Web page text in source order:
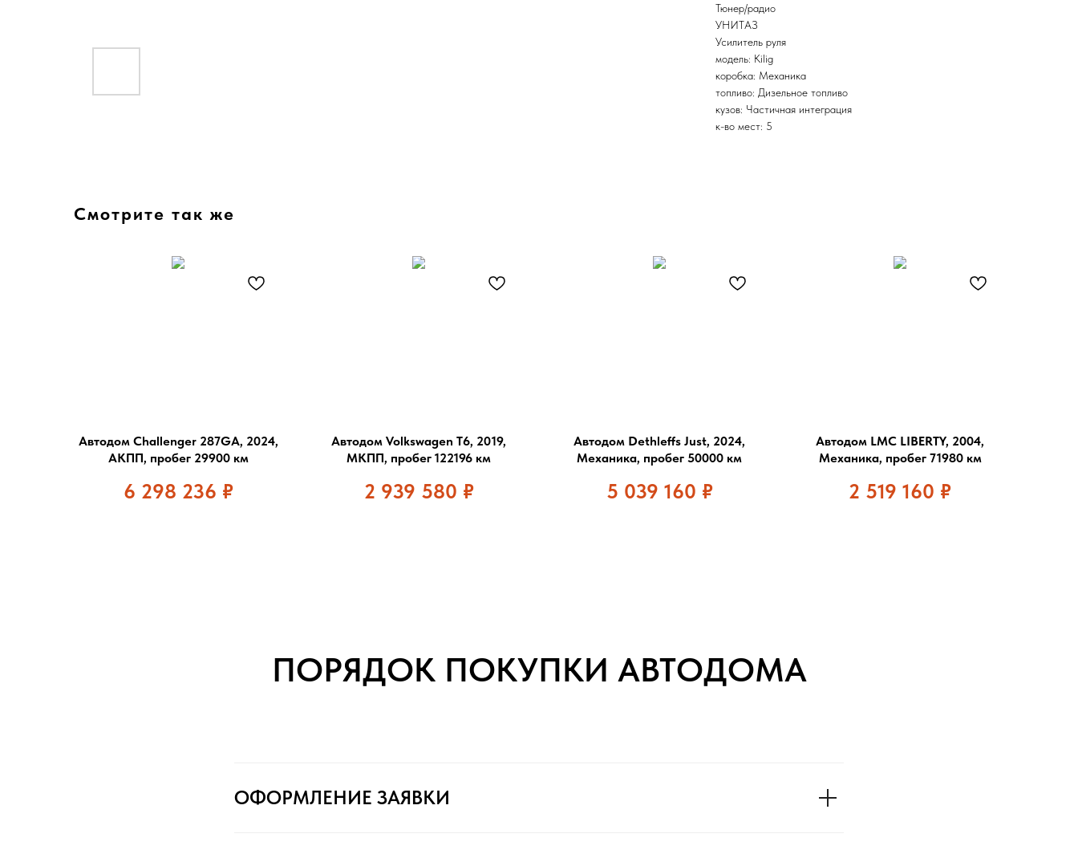
Тюнер/радио
УНИТАЗ
Усилитель руля
модель: Kilig
коробка: Механика
топливо: Дизельное топливо
кузов: Частичная интеграция
к-во мест: 5
Смотрите так же
Автодом Challenger 287GA, 2024,
АКПП, пробег 29900 км
6 298 236 ₽
Автодом Volkswagen T6, 2019,
МКПП, пробег 122196 км
2 939 580 ₽
Автодом Dethleffs Just, 2024,
Механика, пробег 50000 км
5 039 160 ₽
Автодом LMC LIBERTY, 2004,
Механика, пробег 71980 км
2 519 160 ₽
ПОРЯДОК ПОКУПКИ АВТОДОМА
ОФОРМЛЕНИЕ ЗАЯВКИ